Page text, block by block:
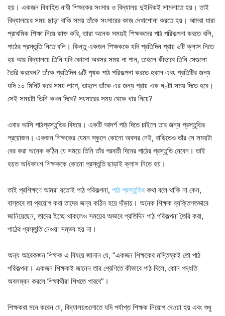
হয়। একজন বিবাহিত নারী শিক্ষকের সংসার ও বিদ্যালয় দুইদিকই সামলাতে হয়। তাই
বিদ্যালয়ের সময় ছাড়া বাকি সময় তাঁকে সংসারের কাজ দেখাশোনা করতে হয়। আমরা যারা
প্রাথমিক শিক্ষা নিয়ে কাজ করি, তারা অনেক সময়ই শিক্ষকদের পাঠ পরিকল্পনা করতে বলি,
পাঠের প্রস্তুতি নিতে বলি। কিন্তু একজন শিক্ষককে যদি প্রতিদিন প্রায় ৬টি ক্লাস নিতে
হয় আর বিদ্যালয়ে তিনি যদি কোনো অবসর সময় না পান, তাহলে কীভাবে তিনি সেগুলো
তৈরি করবেন? তাঁকে প্রতিদিন ৬টি পৃথক পাঠ পরিকল্পনা করতে হবলে এবং প্রতিটির জন্য
যদি ১০ মিনিট করে সময় লাগে, তাহলে তাঁকে এর জন্য প্রায় এক ঘণ্টা সময় দিতে হবে।
সেই সময়টা তিনি কখন দিবে? সংসারের সময় থেকে ধার নিয়ে?
এবার আসি পাঠপ্রস্তুতির বিষয়ে। একটি আদর্শ পাঠ দিতে চাইলে তার জন্য প্রস্তুতির
প্রয়োজন। একজন শিক্ষকের যেমন স্কুলে কোনো অবসর নেই, বাড়িতেও তাঁর সে সময়টা
বের করা অনেক কঠিন যে সময়ে তিনি তাঁর পরবর্তী দিনের পাঠের প্রস্তুতি নেবেন। তাই
হয়ত অধিকাংশ শিক্ষককে কোনো প্রস্তুতি ছাড়াই ক্লাস নিতে হয়।
তাই প্রশিক্ষণে আমরা যতোই পাঠ পরিকল্পনা, পাঠ প্রস্তুতির কথা বলে থাকি না কেন,
বাস্তবে তা প্রয়োগ করা তাদের জন্য কঠিন হয়ে দাঁড়ায়। অনেক শিক্ষক ব্যক্তিগতভাবে
জানিয়েছেন, তাদের ইচ্ছে থাকলেও সময়ের অভাবে প্রতিদিন পাঠ পরিকল্পনা তৈরি করা,
পাঠের প্রস্তুতি নেওয়া সম্ভব হয় না।
অন্য আরেকজন শিক্ষক এ বিষয়ে জানান যে, “একজন শিক্ষকের মস্তিষ্কই তো পাঠ
পরিকল্পনা। একজন শিক্ষকই জানেন তার শ্রেণিতে কীভাবে পাঠ দিলে, কোন পদ্ধতি
অবলম্বন করলে শিক্ষার্থীরা শিখতে পারবে”।
শিক্ষকরা মনে করেন যে, বিদ্যালয়গুলোতে যদি পর্যাপ্ত শিক্ষক নিয়োগ দেওয়া হয় এবং শুধু